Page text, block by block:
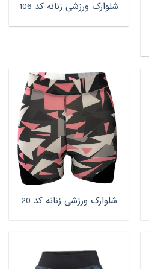
شلوارک ورزشی زنانه کد 106
شلوارک ورزشی زنانه کد 20